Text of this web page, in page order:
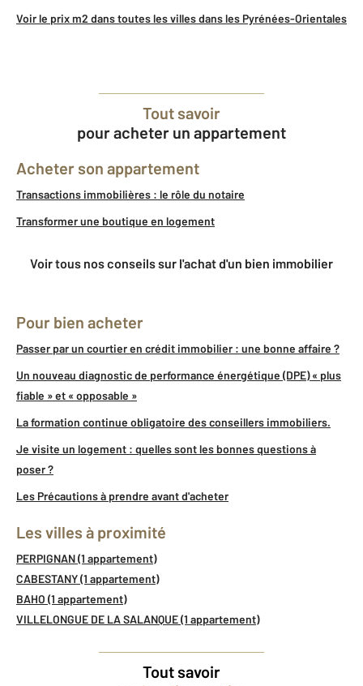
Voir le prix m2 dans toutes les villes dans les Pyrénées-Orientales
Tout savoir
pour acheter un appartement
Acheter son appartement
Transactions immobilières : le rôle du notaire
Transformer une boutique en logement
Voir tous nos conseils sur l'achat d'un bien immobilier
Pour bien acheter
Passer par un courtier en crédit immobilier : une bonne affaire ?
Un nouveau diagnostic de performance énergétique (DPE) « plus
fiable » et « opposable »
La formation continue obligatoire des conseillers immobiliers.
Je visite un logement : quelles sont les bonnes questions à
poser ?
Les Précautions à prendre avant d'acheter
Les villes à proximité
PERPIGNAN (1 appartement)
CABESTANY (1 appartement)
BAHO (1 appartement)
VILLELONGUE DE LA SALANQUE (1 appartement)
Tout savoir